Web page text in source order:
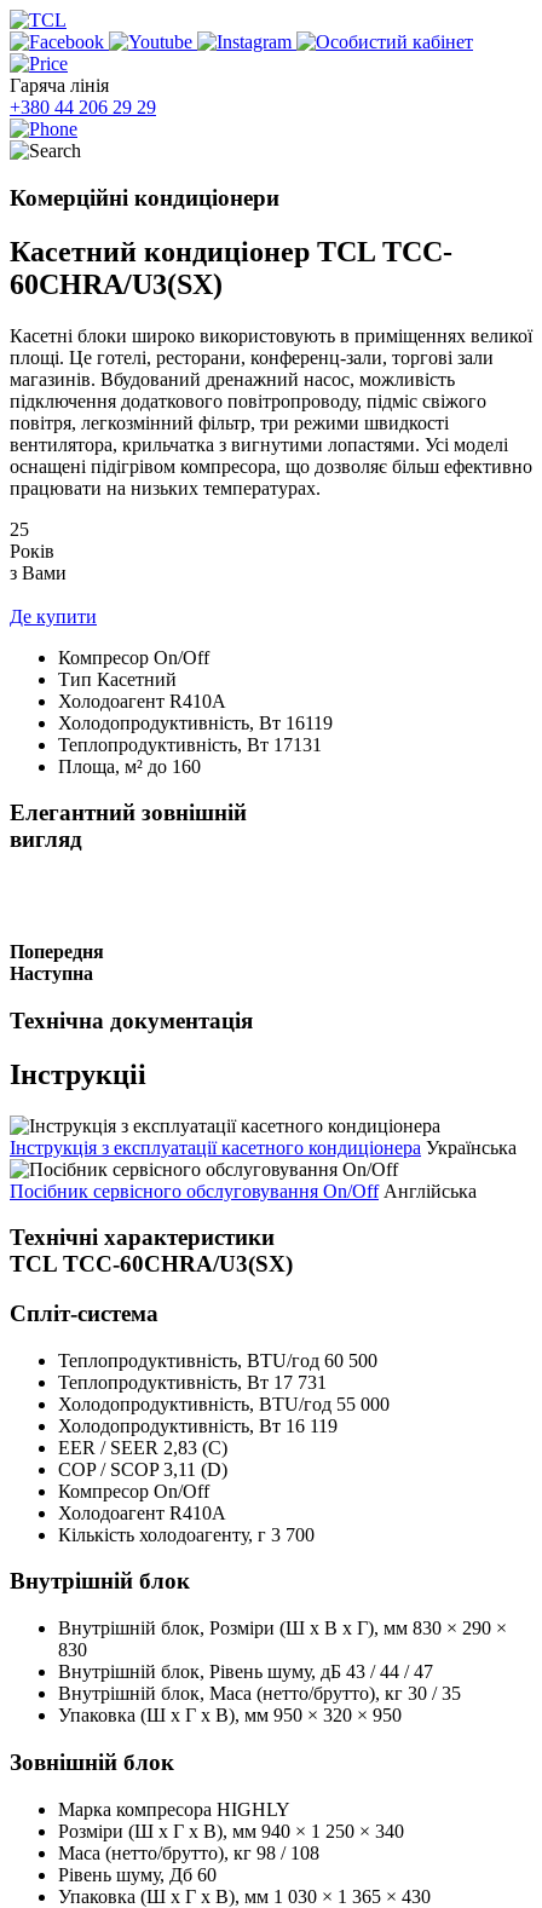
Гаряча лінія
+380 44 206 29 29
Комерційні кондиціонери
Касетний кондиціонер TCL TCC-
60CHRA/U3(SX)
Касетні блоки широко використовують в приміщеннях великої
площі. Це готелі, ресторани, конференц-зали, торгові зали
магазинів. Вбудований дренажний насос, можливість
підключення додаткового повітропроводу, підміс свіжого
повітря, легкозмінний фільтр, три режими швидкості
вентилятора, крильчатка з вигнутими лопастями. Усі моделі
оснащені підігрівом компресора, що дозволяє більш ефективно
працювати на низьких температурах.
25
Років
з Вами
Де купити
Компресор On/Off
Тип Касетний
Холодоагент R410А
Холодопродуктивність, Bт 16119
Теплопродуктивність, Bт 17131
Площа, м² до 160
Елегантний зовнішній
вигляд
Попередня
Наступна
Технічна документація
Інструкціі
Інструкція з експлуатації касетного кондиціонера Українська
Посібник сервісного обслуговування On/Off Англійська
Технічні характеристики
TCL TCC-60CHRA/U3(SX)
Спліт-система
Теплопродуктивність, BTU/год 60 500
Теплопродуктивність, Bт 17 731
Холодопродуктивність, BTU/год 55 000
Холодопродуктивність, Bт 16 119
EER / SEER 2,83 (C)
COP / SCOP3,11 (D)
Компресор On/Off
Холодоагент R410A
Кількість холодоагенту, г 3 700
Внутрішній блок
Внутрішній блок, Розміри (Ш x В x Г), мм 830 × 290 ×
830
Внутрішній блок, Рівень шуму, дБ 43 / 44 / 47
Внутрішній блок, Маса (нетто/брутто), кг 30 / 35
Упаковка (Ш x Г x В), мм 950 × 320 × 950
Зовнішній блок
Марка компресора HIGHLY
Розміри (Ш x Г x В), мм 940 × 1 250 × 340
Маса (нетто/брутто), кг 98 / 108
Рівень шуму, Дб 60
Упаковка (Ш x Г x В), мм 1 030 × 1 365 × 430